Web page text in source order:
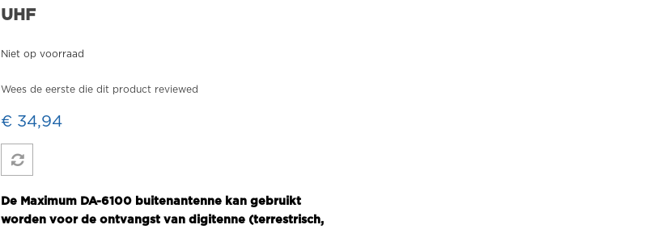
UHF
Niet op voorraad
Wees de eerste die dit product reviewed
€ 34,94
De Maximum DA-6100 buitenantenne kan gebruikt
worden voor de ontvangst van digitenne (terrestrisch,